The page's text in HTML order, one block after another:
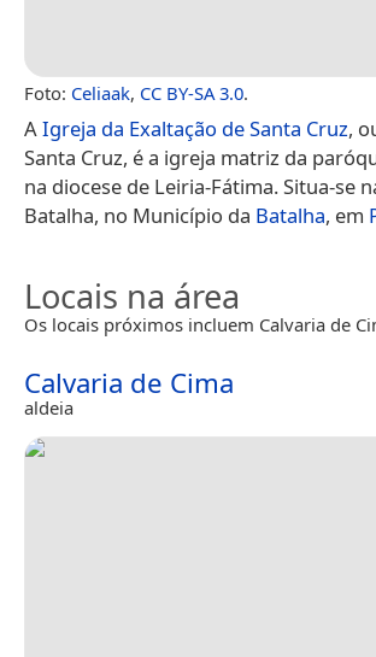
Foto: Celiaak, CC BY-SA 3.0.
AIgreja da Exaltação de Santa Cruz,
Santa Cruz, é a igreja matriz da
na diocese de Leiria-Fátima. Situa-se
Batalha, no Município da Batalha, em
Locais na área
Os locais próximos incluem Calvaria de
Calvaria de Cima
aldeia